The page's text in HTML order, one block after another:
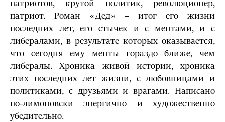
патриотов, крутой политик, революционер,
патриот. Роман «Дед» – итог его жизни
последних лет, его стычек и с ментами, и с
либералами, в результате которых оказывается,
что сегодня ему менты гораздо ближе, чем
либералы. Хроника живой истории, хроника
этих последних лет жизни, с любовницами и
политиками, с друзьями и врагами. Написано
по-лимоновски энергично и художественно
убедительно.